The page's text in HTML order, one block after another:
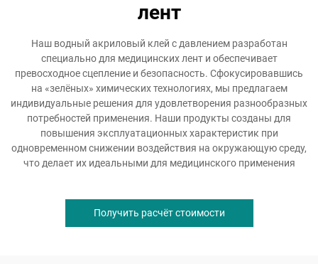
лент
Наш водный акриловый клей с давлением разработан
специально для медицинских лент и обеспечивает
превосходное сцепление и безопасность. Сфокусировавшись
на «зелёных» химических технологиях, мы предлагаем
индивидуальные решения для удовлетворения разнообразных
потребностей применения. Наши продукты созданы для
повышения эксплуатационных характеристик при
одновременном снижении воздействия на окружающую среду,
что делает их идеальными для медицинского применения
Получить расчёт стоимости